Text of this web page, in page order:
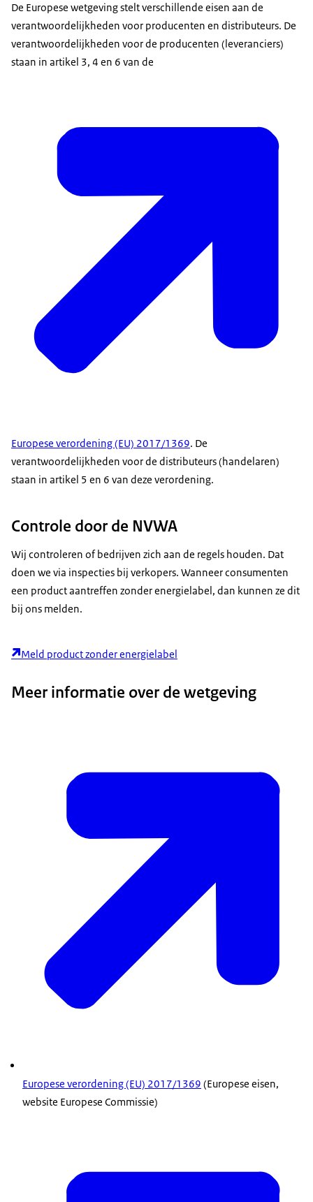
De Europese wetgeving stelt verschillende eisen aan de
verantwoordelijkheden voor producenten en distributeurs. De
verantwoordelijkheden voor de producenten (leveranciers)
staan in artikel 3, 4 en 6 van de
Europese verordening (EU) 2017/1369. De
verantwoordelijkheden voor de distributeurs (handelaren)
staan in artikel 5 en 6 van deze verordening.
Controle door de NVWA
Wij controleren of bedrijven zich aan de regels houden. Dat
doen we via inspecties bij verkopers. Wanneer consumenten
een product aantreffen zonder energielabel, dan kunnen ze dit
bij ons melden.
Meld product zonder energielabel
Meer informatie over de wetgeving
Europese verordening (EU) 2017/1369 (Europese eisen,
website Europese Commissie)